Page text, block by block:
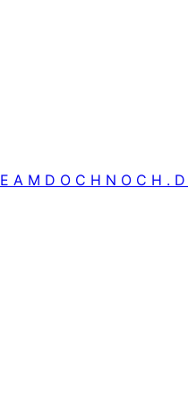
A M D O C H N O C H . D